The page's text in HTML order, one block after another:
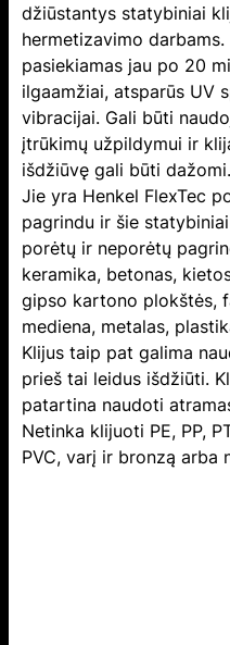
džiūstantys statybiniai
hermetizavimo
pasiekiamas jau po 20
ilgaamžiai, atsparūs UV
vibracijai. Gali būti
įtrūkimų užpildymui ir
išdžiūvę gali būti dažomi.
Jie yra Henkel FlexTec
pagrindu ir šie
porėtų ir neporėtų
keramika, betonas,
gipso kartono plokštės,
mediena, metalas,
Klijus taip pat galima
prieš tai leidus išdžiūti.
patartina naudoti
Netinka klijuoti PE, PP,
PVC, varį ir bronzą arba